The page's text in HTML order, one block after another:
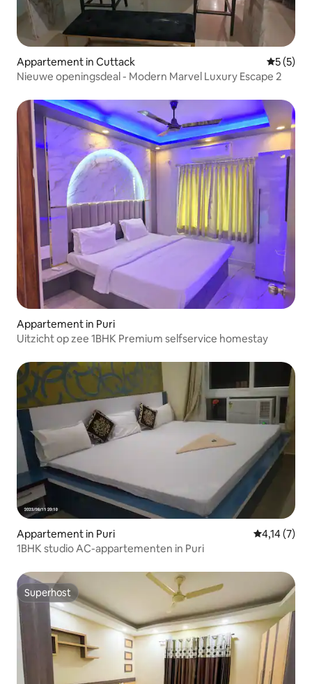
Appartement in Cuttack
5 (5)
Nieuwe openingsdeal - Modern Marvel Luxury Escape 2
Appartement in Puri
Uitzicht op zee 1BHK Premium selfservice homestay
Appartement in Puri
4,14 (7)
1BHK studio AC-appartementen in Puri
Superhost
Superhost